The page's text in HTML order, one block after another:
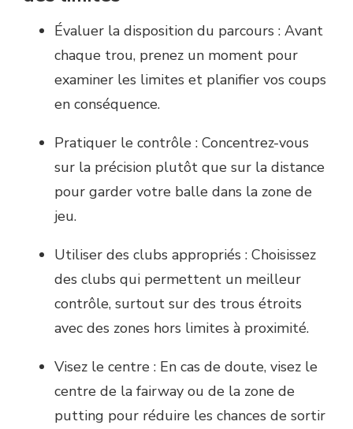
Évaluer la disposition du parcours : Avant
chaque trou, prenez un moment pour
examiner les limites et planifier vos coups
en conséquence.
Pratiquer le contrôle : Concentrez-vous
sur la précision plutôt que sur la distance
pour garder votre balle dans la zone de
jeu.
Utiliser des clubs appropriés : Choisissez
des clubs qui permettent un meilleur
contrôle, surtout sur des trous étroits
avec des zones hors limites à proximité.
Visez le centre : En cas de doute, visez le
centre de la fairway ou de la zone de
putting pour réduire les chances de sortir